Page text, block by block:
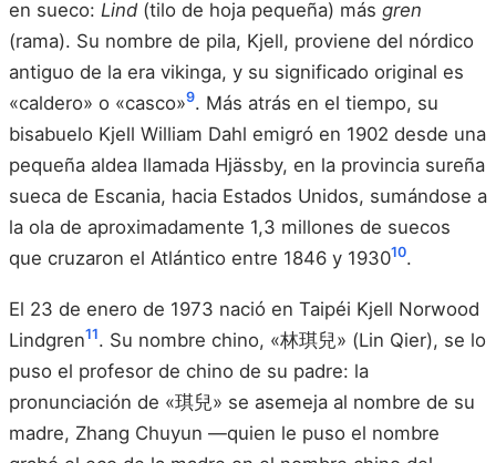
en sueco: Lind (tilo de hoja pequeña) más gren
(rama). Su nombre de pila, Kjell, proviene del nórdico
antiguo de la era vikinga, y su significado original es
«caldero» o «casco»9. Más atrás en el tiempo, su
bisabuelo Kjell William Dahl emigró en 1902 desde una
pequeña aldea llamada Hjässby, en la provincia sureña
sueca de Escania, hacia Estados Unidos, sumándose a
la ola de aproximadamente 1,3 millones de suecos
que cruzaron el Atlántico entre 1846 y 193010.
El 23 de enero de 1973 nació en Taipéi Kjell Norwood
Lindgren11. Su nombre chino, «林琪兒» (Lin Qier), se lo
puso el profesor de chino de su padre: la
pronunciación de «琪兒» se asemeja al nombre de su
madre, Zhang Chuyun —quien le puso el nombre